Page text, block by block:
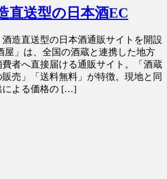
直送型の日本酒EC
造直送型の日本酒通販サイトを開設
」は、全国の酒蔵と連携した地方
者へ直接届ける通販サイト。「酒蔵
売」「送料無料」が特徴。現地と同
による価格の […]